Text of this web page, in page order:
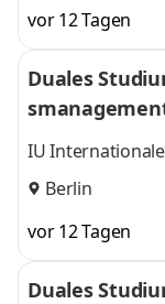
vor 12 Tagen
Duales
l
IU
Berlin
vor 12 Tagen
Duales